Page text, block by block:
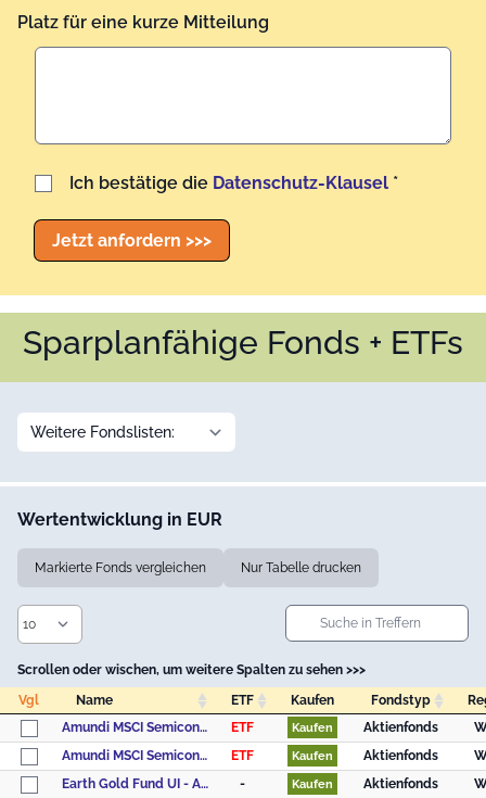
Platz für eine kurze Mitteilung
Benutzername
Ich bestätige die Datenschutz-Klausel *
Jetzt anfordern >>>
Sparplanfähige Fonds + ETFs
Wertentwicklung in EUR
Markierte Fonds vergleichen Nur Tabelle drucken
Scrollen oder wischen, um weitere Spalten zu sehen >>>
Vgl
Name ETF Kaufen Fondstyp
Vgl
Name ETF Kaufen Fondstyp
Amundi MSCI Semiconductors UCITS ETF Acc ETF Kaufen Aktienfonds
Amundi MSCI Semiconductors UCITS ETF Dist
ETF Kaufen Aktienfonds
Earth Gold Fund UI - Anteilklasse (EUR I)
- Kaufen Aktienfonds